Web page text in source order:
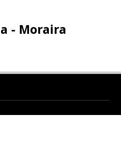
- Moraira